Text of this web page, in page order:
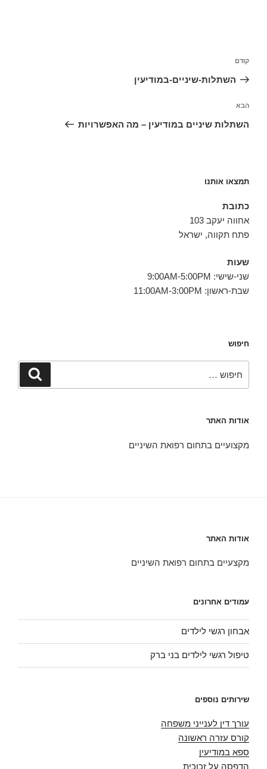
הפוסט
הקודם
קודם
השתלות-שיניים-במודיעין
הפוסט
הבא
הבא
השתלות שיניים במודיעין – מה האפשרויות
תמצאו אותנו
כתובת
אחווה יעקב 103
פתח תקווה, ישראל
שעות
שני-שישי: 9:00AM-5:00PM
שבת-ראשון: 11:00AM-3:00PM
חיפוש
אודות האתר
מקצועיים בתחום רפואת השיניים
אודות האתר
מקצעיים בתחום רפואת השיניים
עמודים אחרונים
אבחון רגשי לילדים
טיפול רגשי לילדים בני ברק
שירותים נוספים
עורך דין לענייני משפחה
קורס עזרה ראשונה
ספא במודיעין
הדפסה על זכוכית